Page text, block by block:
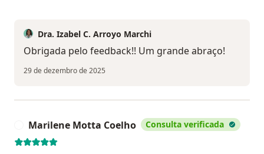
Dra. Izabel C. Arroyo Marchi
Obrigada pelo feedback!! Um grande abraço!
29 de dezembro de 2025
Marilene Motta Coelho Consulta verificada